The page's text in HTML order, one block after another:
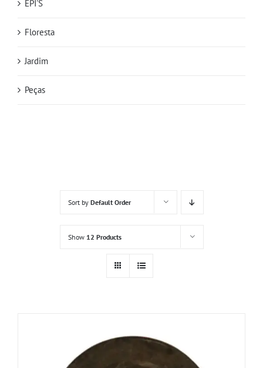
Sort by Default Order
Show 12 Products
EPI'S
Floresta
Jardim
Peças